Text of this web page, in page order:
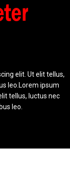
elit. Ut elit tellus,
leo.Lorem ipsum
tellus, luctus nec
leo.